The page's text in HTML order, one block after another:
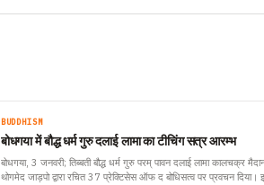
BUDDHISM
बोधगया में बौद्ध धर्म गुरु दलाई लामा का टीचिंग सत्र आरम्भ
बोधगया, 3 जनवरी; तिब्बती बौद्ध धर्म गुरु परम् पावन दलाई लामा कालचक्र
थोगमेद जाड़पो द्वारा रचित 37 प्रेक्टिसेस ऑफ द बोधिसत्व पर प्रवचन दिया।